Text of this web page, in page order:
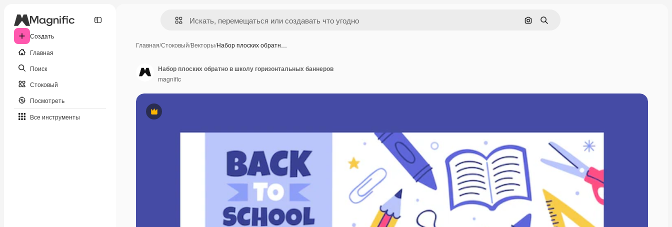
Создать
Главная
Поиск
Стоковый
Посмотреть
Все инструменты
Поиск по изображению
Поиск
Главная/Стоковый/Векторы/Набор плоских обратн…
Премиум
Набор плоских обратно в школу горизонтальных баннеров
magnific